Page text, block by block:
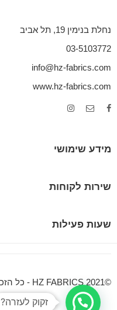
נחלת בנימין 19, תל אביב
03-5103772
info@hz-fabrics.com
www.hz-fabrics.com
מידע שימושי
שירות לקוחות
שעות פעילות
©HZ FABRICS 2021 - כל הזכויות שמורות | Powered by Zets-Tech
זקוק לעזרה?